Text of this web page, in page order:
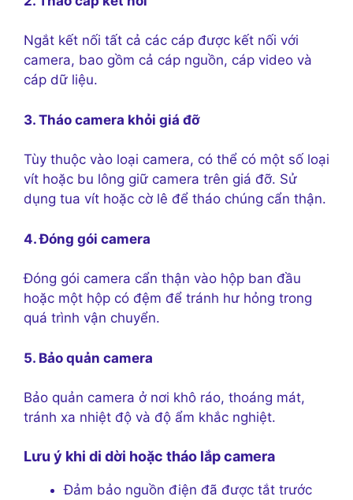
Ngắt kết nối tất cả các cáp được kết nối với
camera, bao gồm cả cáp nguồn, cáp video và
cáp dữ liệu.
3. Tháo camera khỏi giá đỡ
Tùy thuộc vào loại camera, có thể có một số loại
vít hoặc bu lông giữ camera trên giá đỡ. Sử
dụng tua vít hoặc cờ lê để tháo chúng cẩn thận.
4. Đóng gói camera
Đóng gói camera cẩn thận vào hộp ban đầu
hoặc một hộp có đệm để tránh hư hỏng trong
quá trình vận chuyển.
5. Bảo quản camera
Bảo quản camera ở nơi khô ráo, thoáng mát,
tránh xa nhiệt độ và độ ẩm khắc nghiệt.
Lưu ý khi di dời hoặc tháo lắp camera
Đảm bảo nguồn điện đã được tắt trước